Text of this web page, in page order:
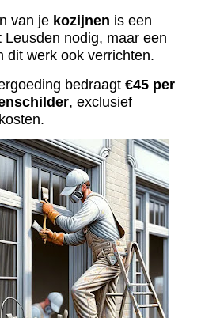
van je kozijnen is een
Leusden nodig, maar een
dit werk ook verrichten.
bedraagt €45 per
, exclusief